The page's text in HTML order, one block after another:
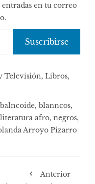
en tu correo
Suscribirse
Televisión, Libros,
balncoide, blanncos,
literatura afro, negros,
Arroyo Pizarro
Anterior